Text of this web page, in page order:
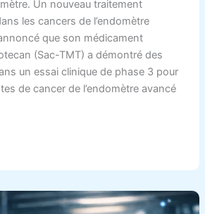
Un nouveau traitement
les cancers de l’endomètre
que son médicament
(Sac-TMT) a démontré des
un essai clinique de phase 3 pour
de cancer de l’endomètre avancé